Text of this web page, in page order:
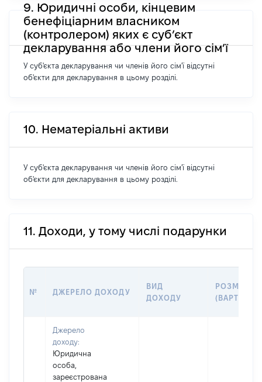
9. Юридичні особи, кінцевим
бенефіціарним власником
(контролером) яких є суб’єкт
декларування або члени його сім’ї
У суб'єкта декларування чи членів його сім'ї відсутні
об'єкти для декларування в цьому розділі.
10. Нематеріальні активи
У суб'єкта декларування чи членів його сім'ї відсутні
об'єкти для декларування в цьому розділі.
11. Доходи, у тому числі подарунки
№ ДЖЕРЕЛО ДОХОДУ
ВИД
ДОХОДУ
РОЗМІР
(ВАРТІСТЬ)
Джерело
доходу:
Юридична
особа,
зареєстрована